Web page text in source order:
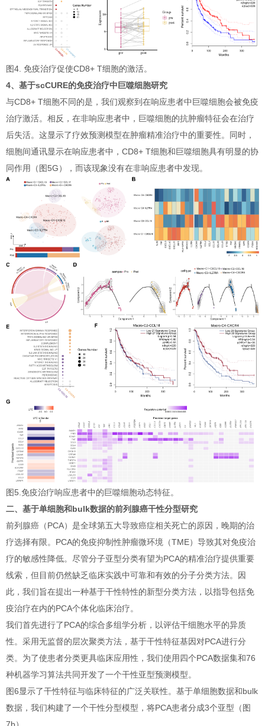
图4. 免疫治疗促使CD8+ T细胞的激活。
4、基于scCURE的免疫治疗中巨噬细胞研究
与CD8+ T细胞不同的是，我们观察到在响应患者中巨噬细胞会被免疫
治疗激活。相反，在非响应患者中，巨噬细胞的抗肿瘤特征会在治疗
后失活。这显示了疗效预测模型在肿瘤精准治疗中的重要性。同时，
细胞间通讯显示在响应患者中，CD8+ T细胞和巨噬细胞具有明显的协
同作用（图5G），而该现象没有在非响应患者中发现。
图5.免疫治疗响应患者中的巨噬细胞动态特征。
二、基于单细胞和bulk数据的前列腺癌干性分型研究
前列腺癌（PCA）是全球第五大导致癌症相关死亡的原因，晚期的治
疗选择有限。PCA的免疫抑制性肿瘤微环境（TME）导致其对免疫治
疗的敏感性降低。尽管分子亚型分类有望为PCA的精准治疗提供重要
线索，但目前仍然缺乏临床实践中可靠和有效的分子分类方法。因
此，我们旨在提出一种基于干性特性的新型分类方法，以指导包括免
疫治疗在内的PCA个体化临床治疗。
我们首先进行了PCA的综合多组学分析，以评估干细胞水平的异质
性。采用无监督的层次聚类方法，基于干性特征基因对PCA进行分
类。为了使患者分类更具临床应用性，我们使用四个PCA数据集和76
种机器学习算法共同开发了一个干性亚型预测模型。
图6显示了干性特征与临床特征的广泛关联性。基于单细胞数据和bulk
数据，我们构建了一个干性分型模型，将PCA患者分成3个亚型（图